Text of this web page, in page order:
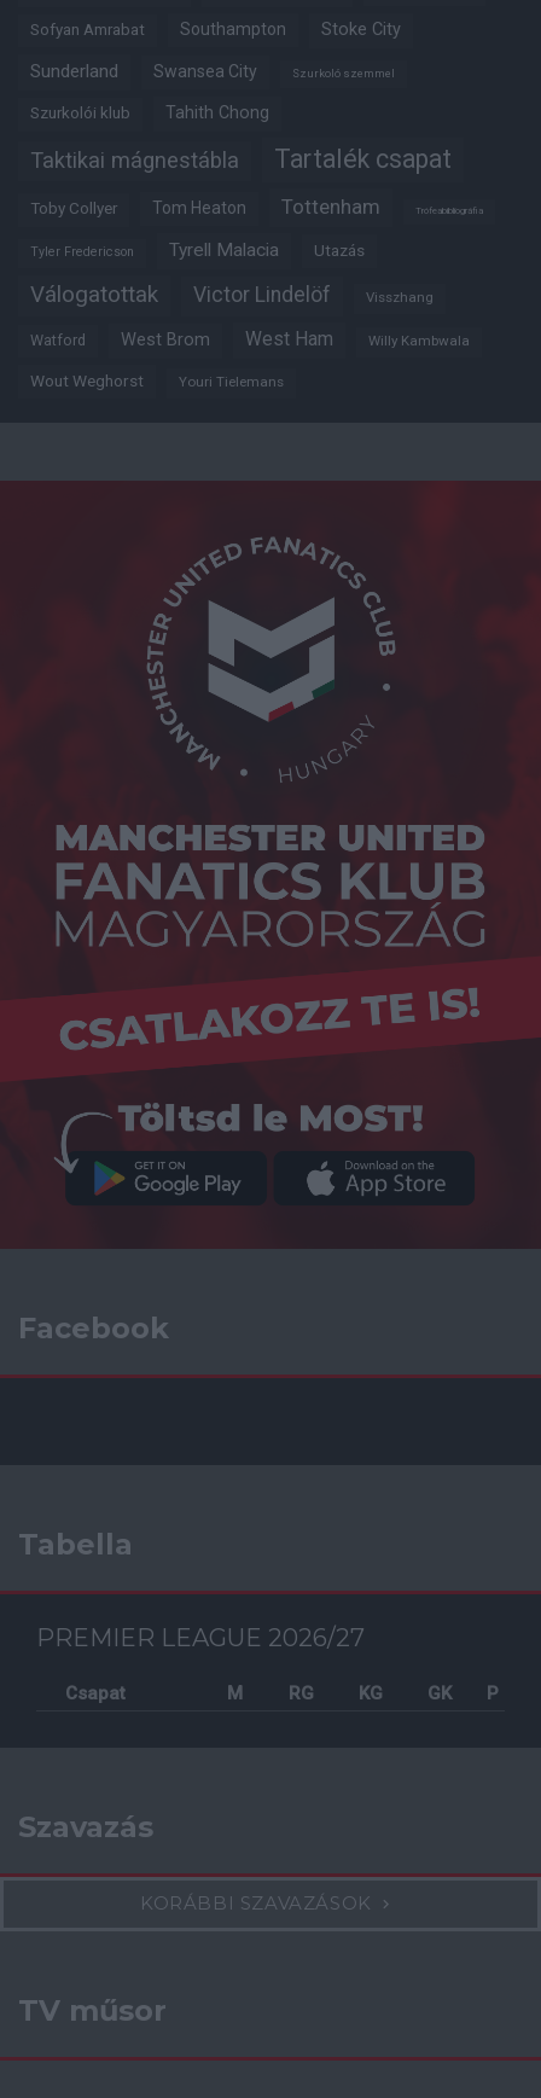
Sofyan Amrabat Southampton Stoke City
Sunderland Swansea City Szurkoló szemmel
Szurkolói klub Tahith Chong
Taktikai mágnestábla Tartalék csapat
Toby Collyer Tom Heaton Tottenham Trófeabibliográfia
Tyler Fredericson Tyrell Malacia Utazás
Válogatottak Victor Lindelöf Visszhang
Watford West Brom West Ham Willy Kambwala
Wout Weghorst Youri Tielemans
Facebook
Tabella
PREMIER LEAGUE 2026/27
Csapat M RG KG GK P
Szavazás
KORÁBBI SZAVAZÁSOK
TV műsor